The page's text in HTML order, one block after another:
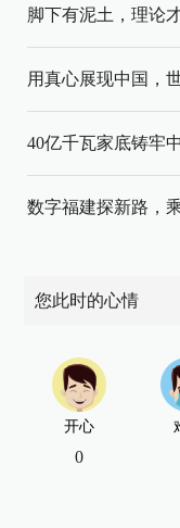
脚下有泥土，理论
用真心展现中国，
40亿千瓦家底铸牢
数字福建探新路，
您此时的心情
开心
0